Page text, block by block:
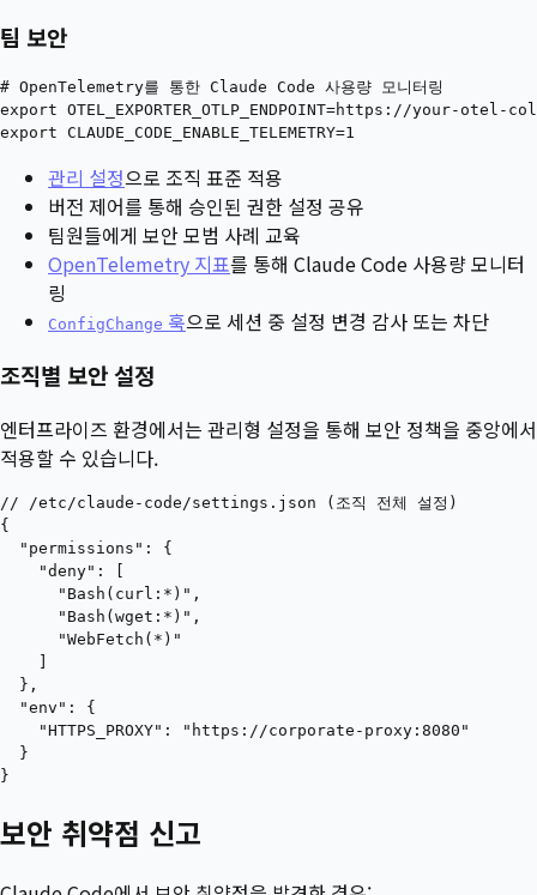
팀 보안
# OpenTelemetry를 통한 Claude Code 사용량 모니터링
export OTEL_EXPORTER_OTLP_ENDPOINT=https://your-otel-
관리 설정으로 조직 표준 적용
버전 제어를 통해 승인된 권한 설정 공유
팀원들에게 보안 모범 사례 교육
OpenTelemetry 지표를 통해 Claude Code 사용량 모니터
링
ConfigChange 훅으로 세션 중 설정 변경 감사 또는 차단
조직별 보안 설정
엔터프라이즈 환경에서는 관리형 설정을 통해 보안 정책을 중앙에서
적용할 수 있습니다.
// /etc/claude-code/settings.json (조직 전체 설정)
{
  "permissions": {
    "deny": [
      "Bash(curl:*)",
      "Bash(wget:*)",
      "WebFetch(*)"
  },
  "env": {
    "HTTPS_PROXY": "https://corporate-proxy:8080"
  }
보안 취약점 신고